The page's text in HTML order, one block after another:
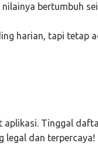
bertumbuh
harian, tapi tetap
aplikasi. Tinggal
legal dan terpercaya!